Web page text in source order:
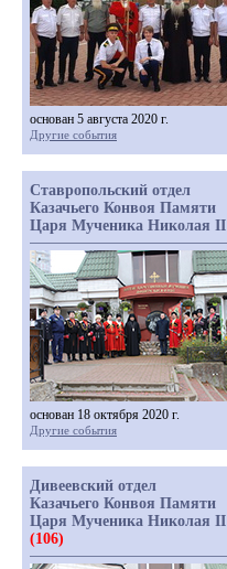
основан 5 августа 2020 г.
Другие события
Ставропольский отдел
Казачьего Конвоя Памяти
Царя Мученика Николая II
основан 18 октября 2020 г.
Другие события
Дивеевский отдел
Казачьего Конвоя Памяти
Царя Мученика Николая II
(106)